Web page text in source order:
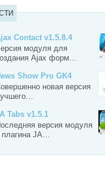
Contact v1.5.8.4
модуля для
Ajax форм…
Show Pro GK4
новая версия
Tabs v1.5.1
версия модуля
плагина JA…